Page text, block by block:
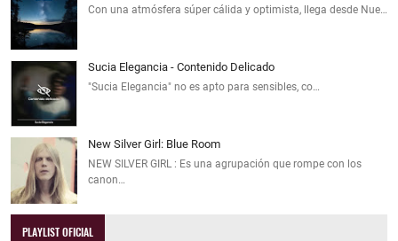
Con una atmósfera súper cálida y optimista, llega desde Nue…
Sucia Elegancia - Contenido Delicado
"Sucia Elegancia" no es apto para sensibles, co…
New Silver Girl: Blue Room
NEW SILVER GIRL : Es una agrupación que rompe con los
canon…
PLAYLIST OFICIAL